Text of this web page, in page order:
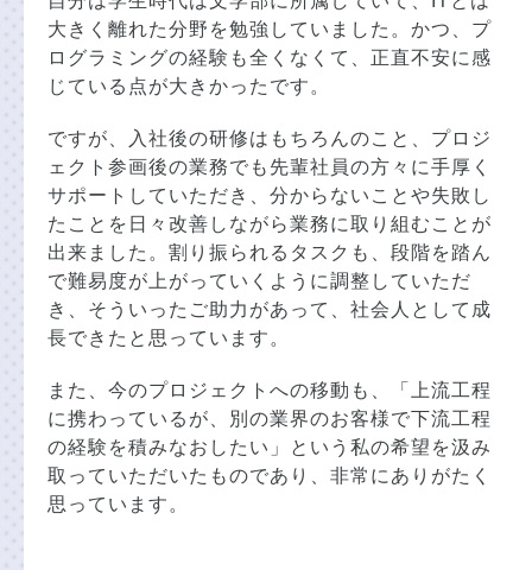
大きく離れた分野を勉強していました。かつ、プ
ログラミングの経験も全くなくて、正直不安に感
じている点が大きかったです。
ですが、入社後の研修はもちろんのこと、プロジ
ェクト参画後の業務でも先輩社員の方々に手厚く
サポートしていただき、分からないことや失敗し
たことを日々改善しながら業務に取り組むことが
出来ました。割り振られるタスクも、段階を踏ん
で難易度が上がっていくように調整していただ
き、そういったご助力があって、社会人として成
長できたと思っています。
また、今のプロジェクトへの移動も、「上流工程
に携わっているが、別の業界のお客様で下流工程
の経験を積みなおしたい」という私の希望を汲み
取っていただいたものであり、非常にありがたく
思っています。